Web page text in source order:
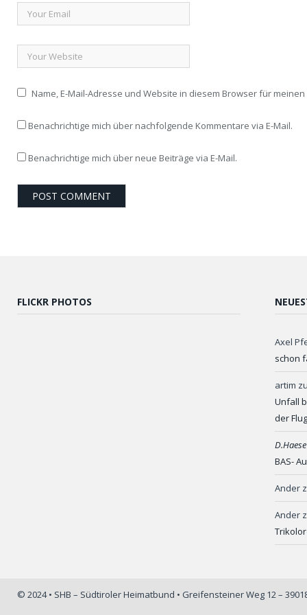
Name, E-Mail-Adresse und Website in diesem Browser für
Benachrichtige mich über nachfolgende Kommentare via E-Mail.
Benachrichtige mich über neue Beiträge via E-Mail.
FLICKR PHOTOS
Axel
schon
artim
Unfall
der
BAS-
Ander
Ander
© 2024 • SHB – Südtiroler Heimatbund • Greifensteiner Weg 12 –